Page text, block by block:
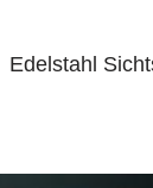
Edelstahl